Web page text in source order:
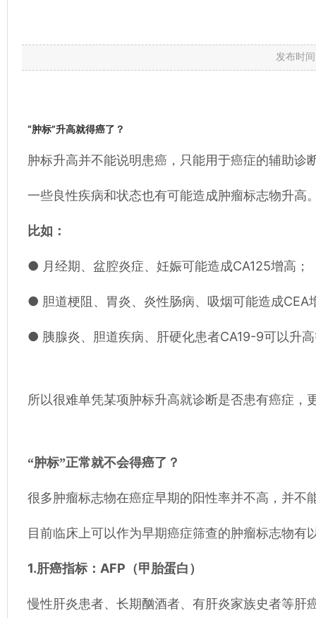
发布时
“肿标”升高就得癌了？
肿标升高并不能说明患癌，只能用于癌症的辅助诊
一些良性疾病和状态也有可能造成肿瘤标志物升高
比如：
● 月经期、盆腔炎症、妊娠可能造成CA125增高；
● 胆道梗阻、胃炎、炎性肠病、吸烟可能造成CEA
● 胰腺炎、胆道疾病、肝硬化患者CA19-9可以升
所以很难单凭某项肿标升高就诊断是否患有癌症
“肿标”正常就不会得癌了？
很多肿瘤标志物在癌症早期的阳性率并不高，并不
目前临床上可以作为早期癌症筛查的肿瘤标志物有
1.肝癌指标：AFP（甲胎蛋白）
慢性肝炎患者、长期酗酒者、有肝炎家族史者等